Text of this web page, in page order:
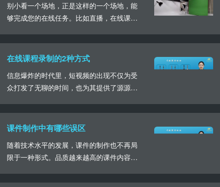
机，摄像机的使用决定着最终成片画面的清
晰度，课程的呈现在画面上尤为重要，既展
现丰富的知识内容，也......
别小看一个场地，正是这样的一个场地，能
够完成您的在线任务。比如直播，在线课程
等，在现在这个大环境下，“线上表演”以
及“线上学习”备受青睐，而影棚、录播演播
近，如果还在因为举行不了的线下年会而苦
恼，完全可以转战线上，选择合适的影棚进
行表演，经过前......
在线课程录制的2种方式
信息爆炸的时代里，短视频的出现不仅为受
众打发了无聊的时间，也为其提供了源源不
学习成为一种获取知识的途径。在线教育课
程内容被广泛的传播，我们通常看到的有直
形式备受欢迎。录播课程能够随时随地进行
学习观看，不受时间和空间的限制，在其制
作上画面的丰富性......
课件制作中有哪些误区
随着技术水平的发展，课件的制作也不再局
限于一种形式。品质越来越高的课件内容呈
专业的制作团队，但是我们要注意这些误区